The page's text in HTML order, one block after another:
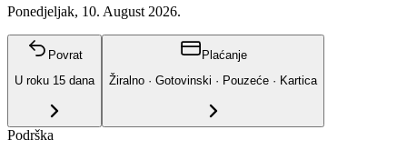
Ponedjeljak, 10. August 2026.
Povrat
U roku 15 dana
Plaćanje
Žiralno · Gotovinski · Pouzeće · Kartica
Podrška